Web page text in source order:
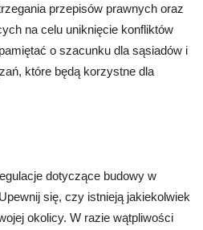
przepisów prawnych oraz
na celu uniknięcie konfliktów
o szacunku dla sąsiadów i
które będą korzystne dla
dotyczące budowy w
się, czy istnieją jakiekolwiek
okolicy. W razie wątpliwości